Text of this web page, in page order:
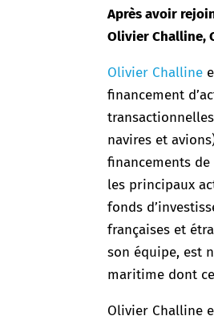
Après avoir
Olivier Challine,
Olivier Challine
financement
navires et
financements
les principaux
fonds
françaises et
son équipe, est
maritime dont
Olivier Challine